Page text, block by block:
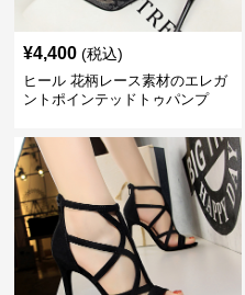
¥4,400 (税込)
ヒール 花柄レース素材のエレガ
ントポインテッドトゥパンプ